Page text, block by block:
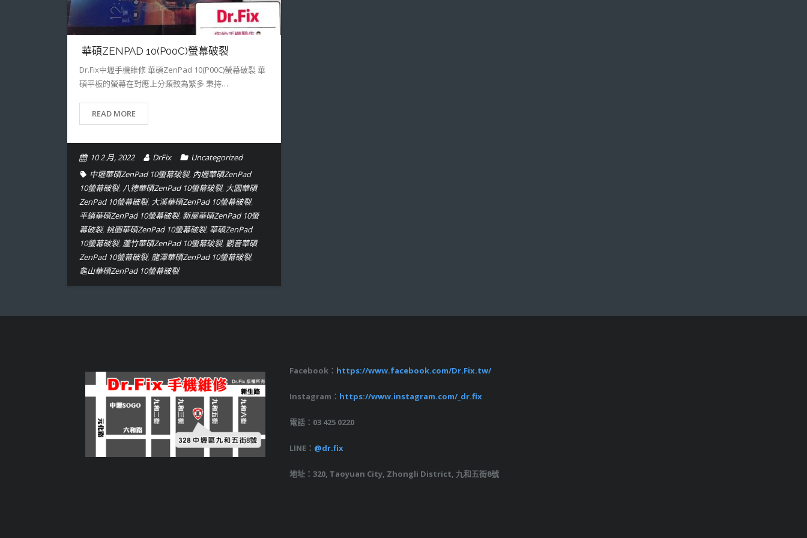
華碩ZENPAD 10(P00C)螢幕破裂
Dr.Fix中壢手機維修 華碩ZenPad 10(P00C)螢幕破裂 華
碩平板的螢幕在對應上分類較為繁多 秉持…
READ MORE
10 2 月, 2022 DrFix
Uncategorized
中壢華碩ZenPad 10螢幕破裂, 內壢華碩ZenPad
10螢幕破裂, 八德華碩ZenPad 10螢幕破裂, 大園華碩
ZenPad 10螢幕破裂, 大溪華碩ZenPad 10螢幕破裂,
平鎮華碩ZenPad 10螢幕破裂, 新屋華碩ZenPad 10螢
幕破裂, 桃園華碩ZenPad 10螢幕破裂, 華碩ZenPad
10螢幕破裂, 蘆竹華碩ZenPad 10螢幕破裂, 觀音華碩
ZenPad 10螢幕破裂, 龍潭華碩ZenPad 10螢幕破裂,
龜山華碩ZenPad 10螢幕破裂
Facebook： https://www.facebook.com/Dr.Fix.tw/
Instagram： https://www.instagram.com/_dr.fix
電話：03 425 0220
LINE： @dr.fix
地址：320, Taoyuan City, Zhongli District, 九和五街8號